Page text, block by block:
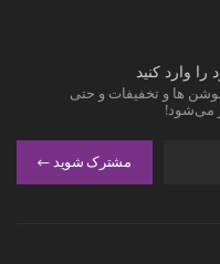
وارد کنید
ها و تخفیفات و حتی
می‌شود!
مشترک شوید